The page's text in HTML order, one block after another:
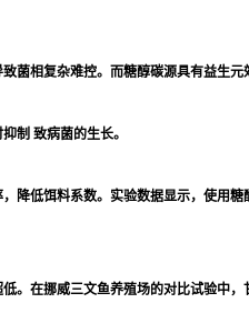
菌相复杂难控。而糖醇碳源具有益生元
制 致病菌的生长。
降低饵料系数。实验数据显示，使用糖
。在挪威三文鱼养殖场的对比试验中，